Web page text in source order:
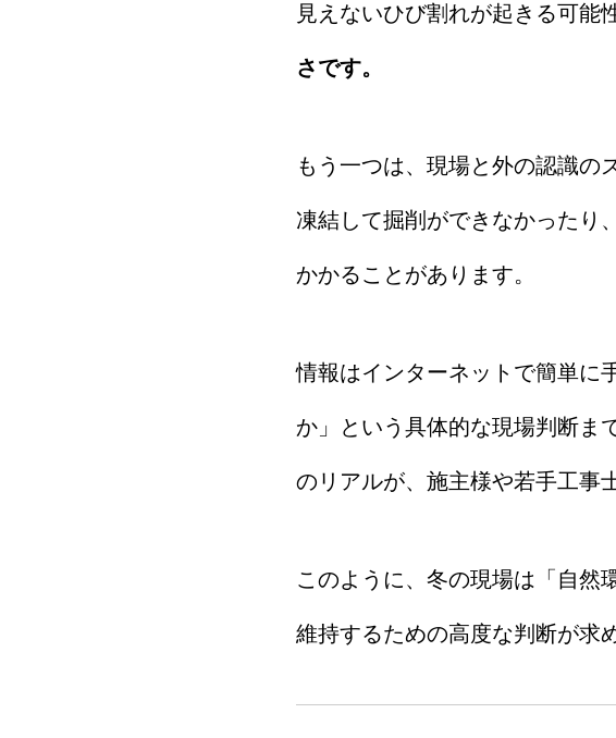
見えないひび割れが起きる可能
さです。
もう一つは、現場と外の認識の
凍結して掘削ができなかったり
かかることがあります。
情報はインターネットで簡単に
か」という具体的な現場判断ま
のリアルが、施主様や若手工事
このように、冬の現場は「自然
維持するための高度な判断が求